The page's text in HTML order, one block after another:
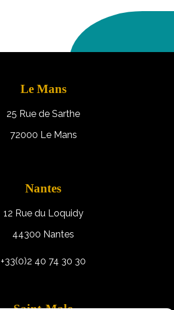
Le Mans
25 Rue de Sarthe
72000 Le Mans
Nantes
12 Rue du Loquidy
44300 Nantes
+33(0)2 40 74 30 30